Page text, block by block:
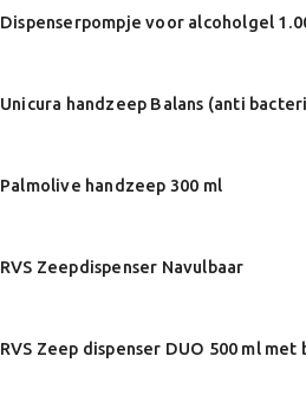
Dispenserpompje voor alcoholgel
Unicura handzeep Balans (anti
Palmolive handzeep 300 ml
RVS Zeepdispenser Navulbaar
RVS Zeep dispenser DUO 500 ml